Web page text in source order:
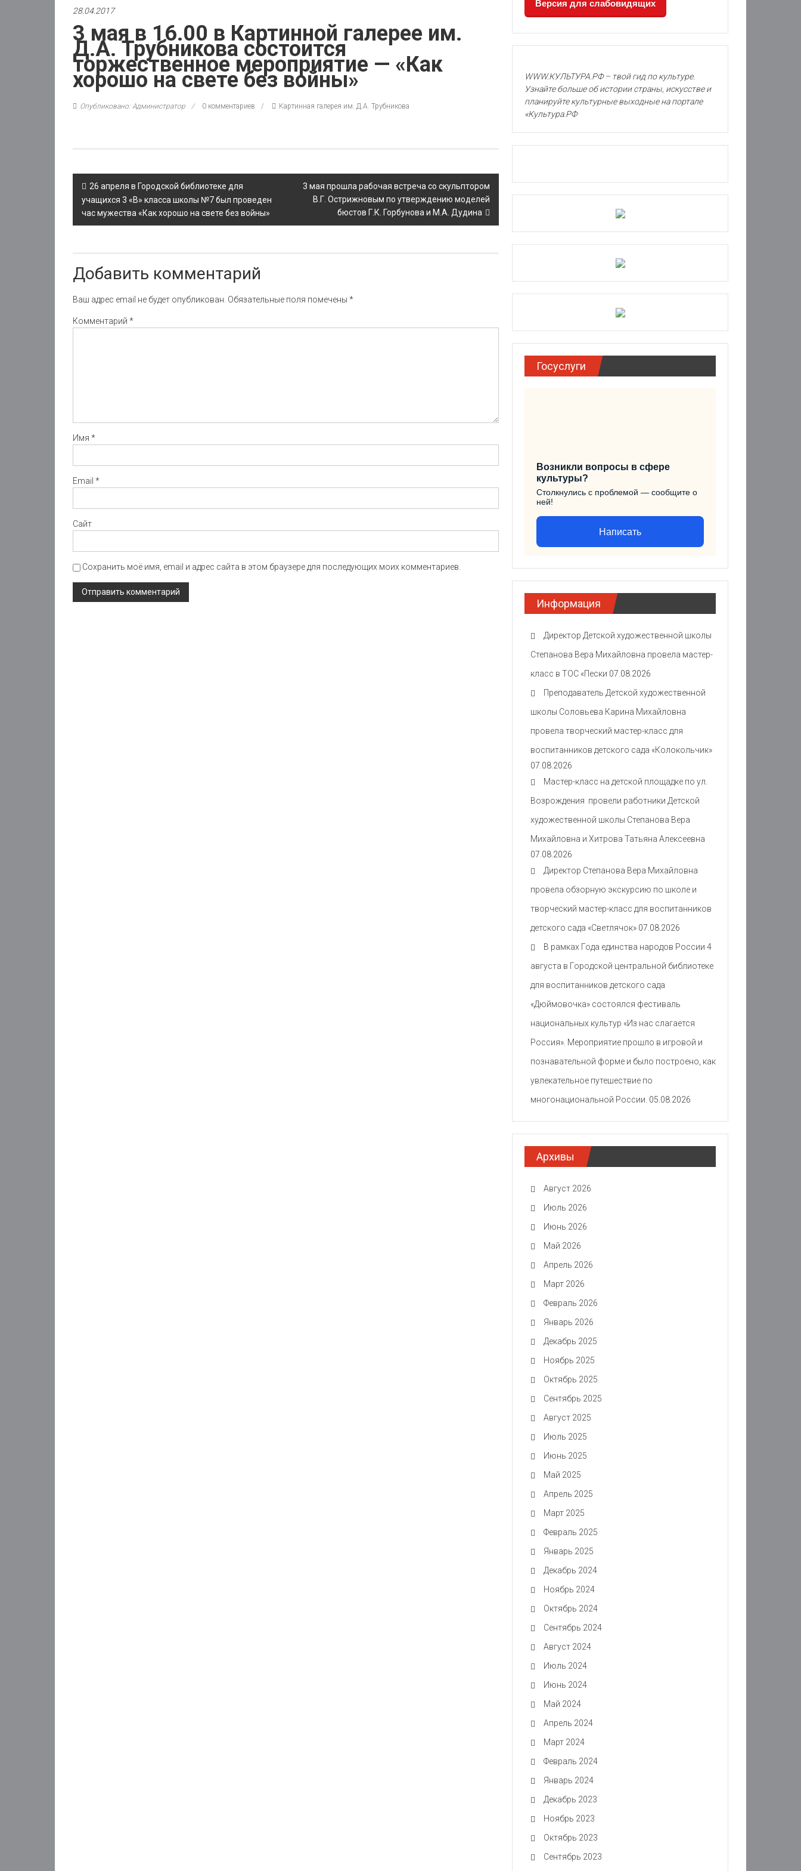
28.04.2017
3 мая в 16.00 в Картинной галерее им.
Д.А. Трубникова состоится
торжественное мероприятие — «Как
хорошо на свете без войны»
Опубликовано: Администратор 0 комментариев Картинная галерея им. Д.А. Трубникова
Post
navigation
26 апреля в Городской библиотеке для
учащихся 3 «В» класса школы №7 был проведен
час мужества «Как хорошо на свете без войны»
3 мая прошла рабочая встреча со скульптором
В.Г. Острижновым по утверждению моделей
бюстов Г.К. Горбунова и М.А. Дудина
Добавить комментарий
Ваш адрес email не будет опубликован. Обязательные поля помечены *
Комментарий *
Имя *
Email *
Сайт
Сохранить моё имя, email и адрес сайта в этом браузере для последующих моих комментариев.
Версия для слабовидящих
WWW.КУЛЬТУРА.РФ – твой гид по культуре.
Узнайте больше об истории страны, искусстве и
планируйте культурные выходные на портале
«Культура.РФ
Госуслуги
Возникли вопросы в сфере
культуры?
Столкнулись с проблемой — сообщите о
ней!
Написать
Информация
Директор Детской художественной школы
Степанова Вера Михайловна провела мастер-
класс в ТОС «Пески 07.08.2026
Преподаватель Детской художественной
школы Соловьева Карина Михайловна
провела творческий мастер-класс для
воспитанников детского сада «Колокольчик»
07.08.2026
Мастер-класс на детской площадке по ул.
Возрождения провели работники Детской
художественной школы Степанова Вера
Михайловна и Хитрова Татьяна Алексеевна
07.08.2026
Директор Степанова Вера Михайловна
провела обзорную экскурсию по школе и
творческий мастер-класс для воспитанников
детского сада «Светлячок» 07.08.2026
В рамках Года единства народов России 4
августа в Городской центральной библиотеке
для воспитанников детского сада
«Дюймовочка» состоялся фестиваль
национальных культур «Из нас слагается
Россия». Мероприятие прошло в игровой и
познавательной форме и было построено, как
увлекательное путешествие по
многонациональной России. 05.08.2026
Архивы
Август 2026
Июль 2026
Июнь 2026
Май 2026
Апрель 2026
Март 2026
Февраль 2026
Январь 2026
Декабрь 2025
Ноябрь 2025
Октябрь 2025
Сентябрь 2025
Август 2025
Июль 2025
Июнь 2025
Май 2025
Апрель 2025
Март 2025
Февраль 2025
Январь 2025
Декабрь 2024
Ноябрь 2024
Октябрь 2024
Сентябрь 2024
Август 2024
Июль 2024
Июнь 2024
Май 2024
Апрель 2024
Март 2024
Февраль 2024
Январь 2024
Декабрь 2023
Ноябрь 2023
Октябрь 2023
Сентябрь 2023